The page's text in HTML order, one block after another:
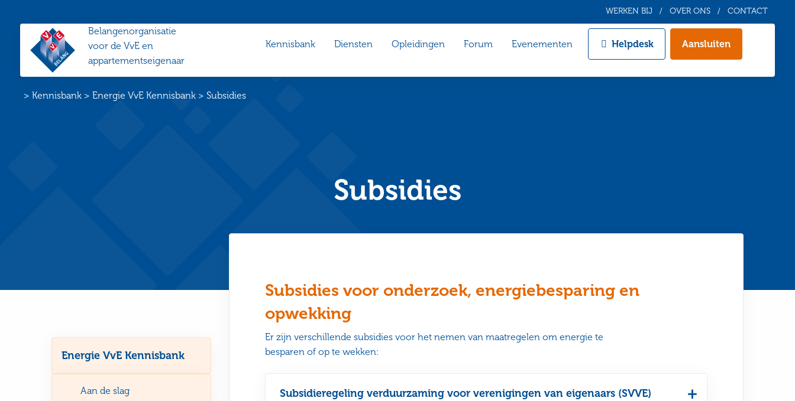
VvE
Belang
Belangenorganisatie
voor de VvE en
appartementseigenaar
Kennisbank Diensten Opleidingen Forum Evenementen Helpdesk Aansluiten
WERKEN BIJ OVER ONS CONTACT
Home
>Kennisbank >Energie VvE Kennisbank >Subsidies
Subsidies
Energie VvE Kennisbank
Aan de slag
Subsidies voor onderzoek, energiebesparing en
opwekking
Er zijn verschillende subsidies voor het nemen van maatregelen om energie te
besparen of op te wekken:
Subsidieregeling verduurzaming voor verenigingen van eigenaars (SVVE)